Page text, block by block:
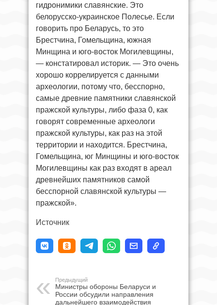
гидронимики славянские. Это
белорусско-украинское Полесье. Если
говорить про Беларусь, то это
Брестчина, Гомельщина, южная
Минщина и юго-восток Могилевщины,
— констатировал историк. — Это очень
хорошо коррелируется с данными
археологии, потому что, бесспорно,
самые древние памятники славянской
пражской культуры, либо фаза 0, как
говорят современные археологи
пражской культуры, как раз на этой
территории и находится. Брестчина,
Гомельщина, юг Минщины и юго-восток
Могилевщины как раз входят в ареал
древнейших памятников самой
бесспорной славянской культуры —
пражской».
Источник
Предыдущий
Министры обороны Беларуси и
России обсудили направления
дальнейшего взаимодействия